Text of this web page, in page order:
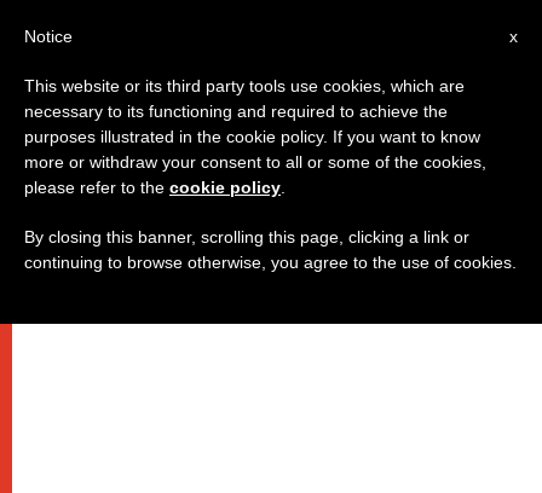
x
Notice
This website or its third party tools use cookies, which are
necessary to its functioning and required to achieve the
purposes illustrated in the cookie policy. If you want to know
more or withdraw your consent to all or some of the cookies,
please refer to the cookie policy
By closing this banner, scrolling this page, clicking a link or
continuing to browse otherwise, you agree to the use of cookies.